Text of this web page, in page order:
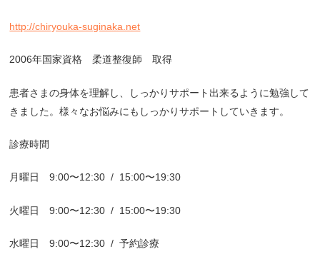
http://chiryouka-suginaka.net
2006年国家資格 柔道整復師 取得
患者さまの身体を理解し、しっかりサポート出来るように勉強して
きました。様々なお悩みにもしっかりサポートしていきます。
診療時間
月曜日9:00〜12:30 / 15:00〜19:30
火曜日9:00〜12:30 / 15:00〜19:30
水曜日9:00〜12:30 / 予約診療